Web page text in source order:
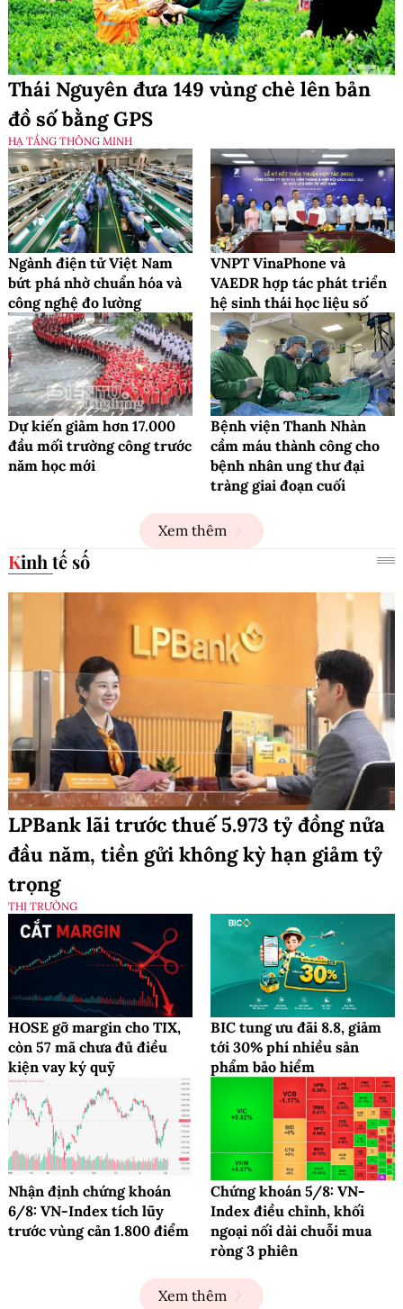
Thái Nguyên đưa 149 vùng chè lên bản
đồ số bằng GPS
HẠ TẦNG THÔNG MINH
Ngành điện tử Việt Nam
bứt phá nhờ chuẩn hóa và
công nghệ đo lường
VNPT VinaPhone và
VAEDR hợp tác phát triển
hệ sinh thái học liệu số
Dự kiến giảm hơn 17.000
đầu mối trường công trước
năm học mới
Bệnh viện Thanh Nhàn
cầm máu thành công cho
bệnh nhân ung thư đại
tràng giai đoạn cuối
Xem thêm
Kinh tế số
LPBank lãi trước thuế 5.973 tỷ đồng nửa
đầu năm, tiền gửi không kỳ hạn giảm tỷ
trọng
THỊ TRƯỜNG
HOSE gỡ margin cho TIX,
còn 57 mã chưa đủ điều
kiện vay ký quỹ
BIC tung ưu đãi 8.8, giảm
tới 30% phí nhiều sản
phẩm bảo hiểm
Nhận định chứng khoán
6/8: VN-Index tích lũy
trước vùng cản 1.800 điểm
Chứng khoán 5/8: VN-
Index điều chỉnh, khối
ngoại nối dài chuỗi mua
ròng 3 phiên
Xem thêm